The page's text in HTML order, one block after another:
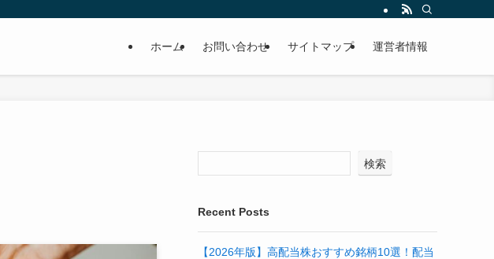
ホーム お問い合わせ サイトマップ 運営者情報
検索
Recent Posts
【2026年版】高配当株おすすめ銘柄10選！配当